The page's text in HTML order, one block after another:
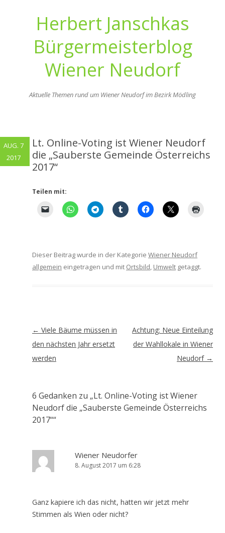
Herbert Janschkas
Bürgermeisterblog
Wiener Neudorf
Aktuelle Themen rund um Wiener Neudorf im Bezirk Mödling
Lt. Online-Voting ist Wiener Neudorf
die „Sauberste Gemeinde Österreichs
2017“
Teilen mit:
Dieser Beitrag wurde in der Kategorie Wiener Neudorf
allgemein eingetragen und mit Ortsbild, Umwelt getaggt.
AUG. 7
2017
Artikel-
Navigation
← Viele Bäume müssen in
den nächsten Jahr ersetzt
werden
Achtung: Neue Einteilung
der Wahllokale in Wiener
Neudorf →
6 Gedanken zu „Lt. Online-Voting ist Wiener
Neudorf die „Sauberste Gemeinde Österreichs
2017““
Wiener Neudorfer
8. August 2017 um 6:28
Ganz kapiere ich das nicht, hatten wir jetzt mehr
Stimmen als Wien oder nicht?